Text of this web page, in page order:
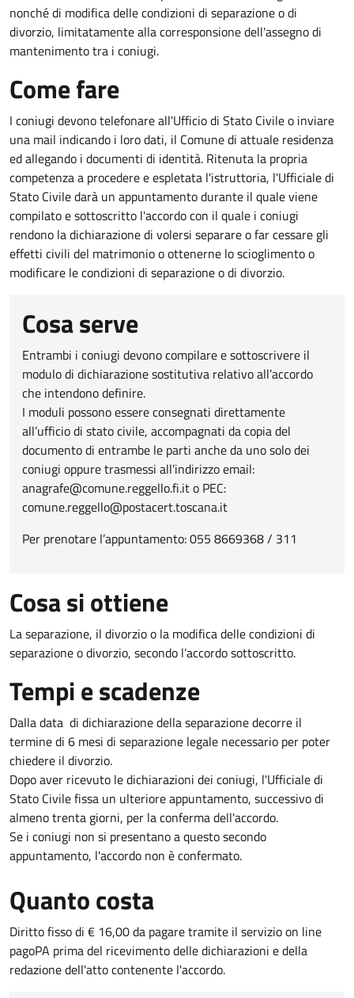
nonché di modifica delle condizioni di separazione o di
divorzio, limitatamente alla corresponsione dell'assegno di
mantenimento tra i coniugi.
Come fare
I coniugi devono telefonare all'Ufficio di Stato Civile o inviare
una mail indicando i loro dati, il Comune di attuale residenza
ed allegando i documenti di identità. Ritenuta la propria
competenza a procedere e espletata l'istruttoria, l'Ufficiale di
Stato Civile darà un appuntamento durante il quale viene
compilato e sottoscritto l'accordo con il quale i coniugi
rendono la dichiarazione di volersi separare o far cessare gli
effetti civili del matrimonio o ottenerne lo scioglimento o
modificare le condizioni di separazione o di divorzio.
Cosa serve
Entrambi i coniugi devono compilare e sottoscrivere il
modulo di dichiarazione sostitutiva relativo all’accordo
che intendono definire.
I moduli possono essere consegnati direttamente
all’ufficio di stato civile, accompagnati da copia del
documento di entrambe le parti anche da uno solo dei
coniugi oppure trasmessi all’indirizzo email:
anagrafe@comune.reggello.fi.it o PEC:
comune.reggello@postacert.toscana.it
Per prenotare l’appuntamento: 055 8669368 / 311
Cosa si ottiene
La separazione, il divorzio o la modifica delle condizioni di
separazione o divorzio, secondo l’accordo sottoscritto.
Tempi e scadenze
Dalla data di dichiarazione della separazione decorre il
termine di 6 mesi di separazione legale necessario per poter
chiedere il divorzio.
Dopo aver ricevuto le dichiarazioni dei coniugi, l'Ufficiale di
Stato Civile fissa un ulteriore appuntamento, successivo di
almeno trenta giorni, per la conferma dell'accordo.
Se i coniugi non si presentano a questo secondo
appuntamento, l'accordo non è confermato.
Quanto costa
Diritto fisso di € 16,00 da pagare tramite il servizio on line
pagoPA prima del ricevimento delle dichiarazioni e della
redazione dell'atto contenente l'accordo.